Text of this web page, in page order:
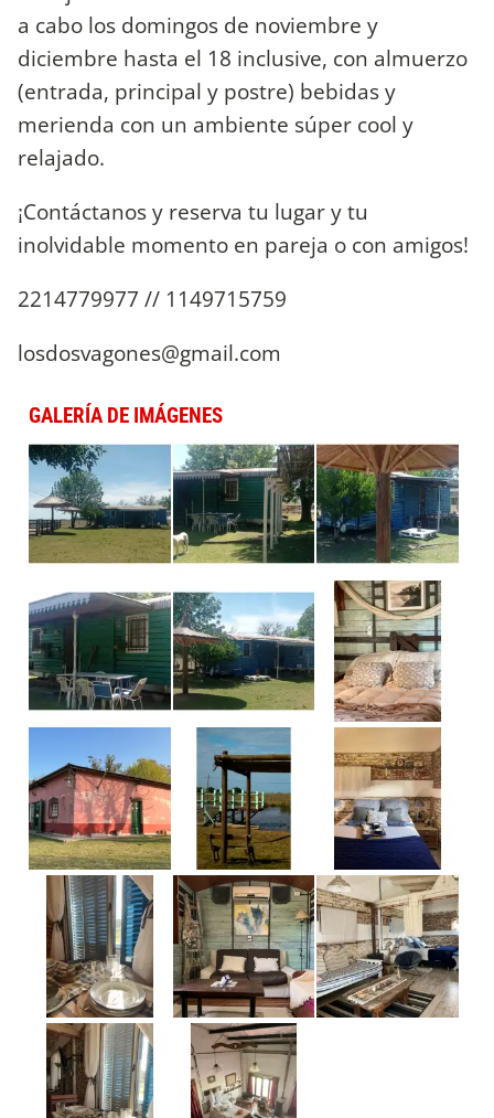
a cabo los domingos de noviembre y
diciembre hasta el 18 inclusive, con almuerzo
(entrada, principal y postre) bebidas y
merienda con un ambiente súper cool y
relajado.
¡Contáctanos y reserva tu lugar y tu
inolvidable momento en pareja o con amigos!
2214779977 // 1149715759
losdosvagones@gmail.com
GALERÍA DE IMÁGENES